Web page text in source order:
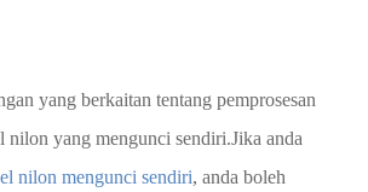
yang berkaitan tentang pemprosesan
nilon yang mengunci sendiri.Jika anda
nilon mengunci sendiri, anda boleh